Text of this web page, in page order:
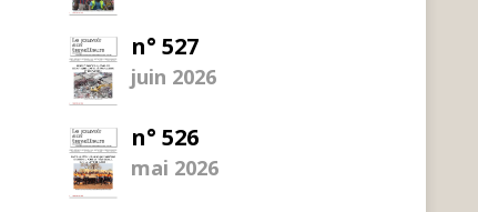
n° 527
juin 2026
n° 526
mai 2026